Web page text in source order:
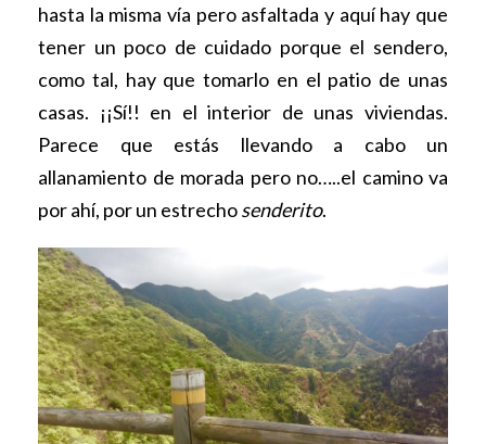
hasta la misma vía pero asfaltada y aquí hay que
tener un poco de cuidado porque el sendero,
como tal, hay que tomarlo en el patio de unas
casas. ¡¡Sí!! en el interior de unas viviendas.
Parece que estás llevando a cabo un
allanamiento de morada pero no…..el camino va
por ahí, por un estrechosenderito.